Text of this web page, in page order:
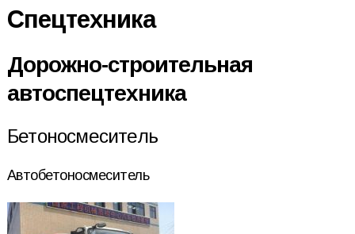
Спецтехника
Дорожно-строительная
автоспецтехника
Бетоносмеситель
Автобетоносмеситель